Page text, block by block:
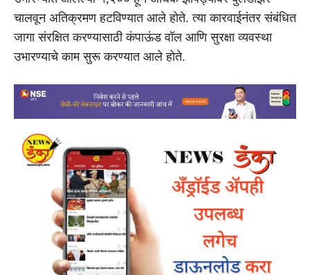
चालवून अतिक्रमण हटविण्यात आले होते. त्या कारवाईनंतर संबंधित
जागा संरक्षित करण्यासाठी कंपाऊंड वॉल आणि सुरक्षा व्यवस्था
उभारण्याचे काम सुरू करण्यात आले होते.